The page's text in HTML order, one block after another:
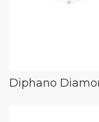
Diphano